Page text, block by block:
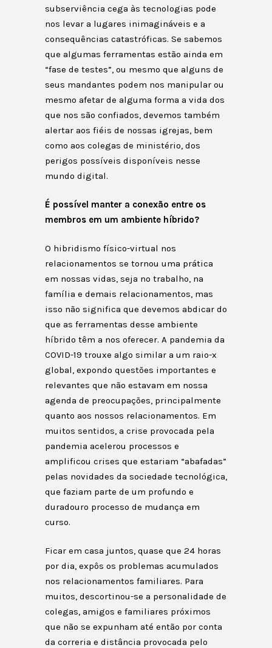
subserviência cega às tecnologias pode
nos levar a lugares inimagináveis e a
consequências catastróficas. Se sabemos
que algumas ferramentas estão ainda em
“fase de testes”, ou mesmo que alguns de
seus mandantes podem nos manipular ou
mesmo afetar de alguma forma a vida dos
que nos são confiados, devemos também
alertar aos fiéis de nossas igrejas, bem
como aos colegas de ministério, dos
perigos possíveis disponíveis nesse
mundo digital.
É possível manter a conexão entre os
membros em um ambiente híbrido?
O hibridismo físico-virtual nos
relacionamentos se tornou uma prática
em nossas vidas, seja no trabalho, na
família e demais relacionamentos, mas
isso não significa que devemos abdicar do
que as ferramentas desse ambiente
híbrido têm a nos oferecer. A pandemia da
COVID-19 trouxe algo similar a um raio-x
global, expondo questões importantes e
relevantes que não estavam em nossa
agenda de preocupações, principalmente
quanto aos nossos relacionamentos. Em
muitos sentidos, a crise provocada pela
pandemia acelerou processos e
amplificou crises que estariam “abafadas”
pelas novidades da sociedade tecnológica,
que faziam parte de um profundo e
duradouro processo de mudança em
curso.
Ficar em casa juntos, quase que 24 horas
por dia, expôs os problemas acumulados
nos relacionamentos familiares. Para
muitos, descortinou-se a personalidade de
colegas, amigos e familiares próximos
que não se expunham até então por conta
da correria e distância provocada pelo